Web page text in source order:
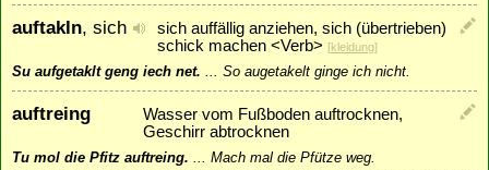
auftakln, sich
sich auffällig anziehen, sich (übertrieben)
schick machen <Verb> [kleidung]
Su aufgetaklt geng iech net. So augetakelt ginge ich nicht.
auftreing
Wasser vom Fußboden auftrocknen,
Geschirr abtrocknen
Tu mol die Pfitz auftreing. Mach mal die Pfütze weg.